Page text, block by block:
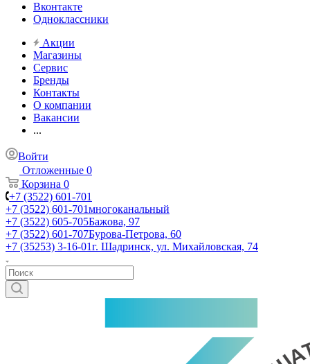
Вконтакте
Одноклассники
Акции
Магазины
Сервис
Бренды
Контакты
О компании
Вакансии
...
Войти
Отложенные 0
Корзина 0
+7 (3522) 601-701
+7 (3522) 601-701многоканальный
+7 (3522) 605-705Бажова, 97
+7 (3522) 601-707Бурова-Петрова, 60
+7 (35253) 3-16-01г. Шадринск, ул. Михайловская, 74